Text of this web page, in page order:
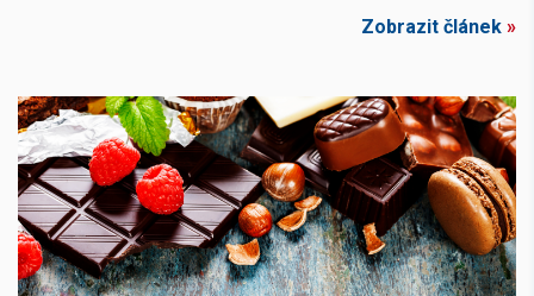
Zobrazit článek »